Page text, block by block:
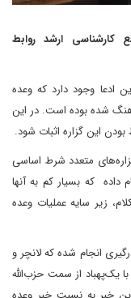
ارشد روابط
ادعا وجود دارد که وعده
شده بوده است. در این
این گزاره اثبات شود.
متعدد شرط اساسی
داده که بسیار کم به آنها
زیر سایه عملیات وعده
انجام شده که لانچر و
یک‌پهباد از سمت حزب‌الله